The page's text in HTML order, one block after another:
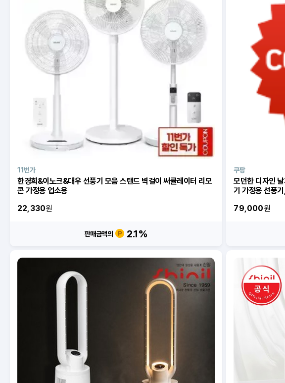
11번가
한경희&이노크&대우 선풍기 모음 스탠드 벽걸이 써큘레이터 리모
콘 가정용 업소용
22,330원
판매금액의 2.1%
쿠팡
모던한 디자인
기 가정용 선풍
79,000원